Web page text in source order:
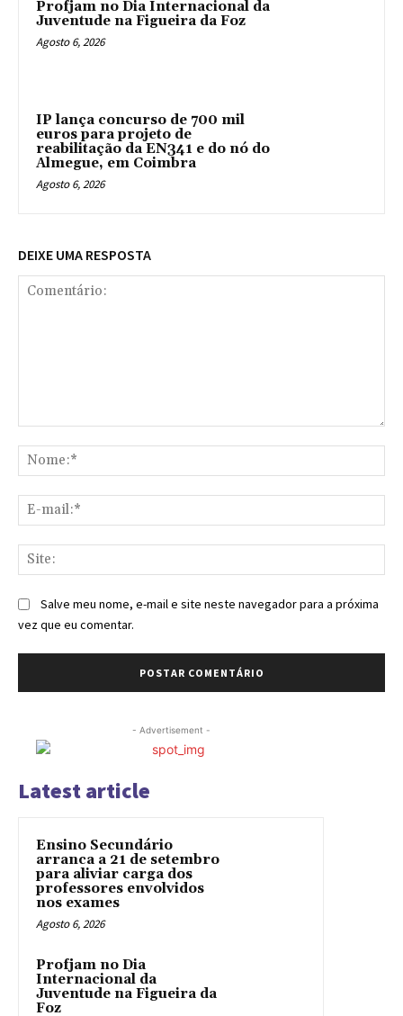
Profjam no Dia Internacional da
Juventude na Figueira da Foz
Agosto 6, 2026
IP lança concurso de 700 mil
euros para projeto de
reabilitação da EN341 e do nó do
Almegue, em Coimbra
Agosto 6, 2026
DEIXE UMA RESPOSTA
Salve meu nome, e-mail e site neste navegador para a próxima
vez que eu comentar.
- Advertisement -
Latest article
Ensino Secundário
arranca a 21 de setembro
para aliviar carga dos
professores envolvidos
nos exames
Agosto 6, 2026
Profjam no Dia
Internacional da
Juventude na Figueira da
Foz